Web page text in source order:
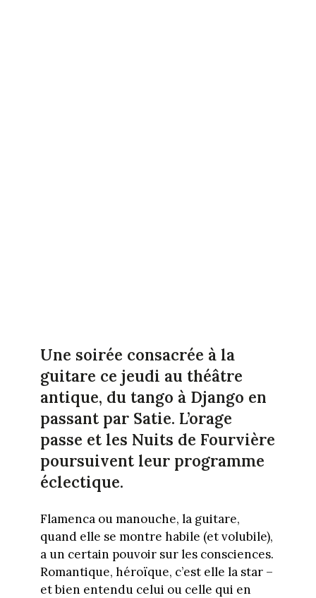
Une soirée consacrée à la
guitare ce jeudi au théâtre
antique, du tango à Django en
passant par Satie. L’orage
passe et les Nuits de Fourvière
poursuivent leur programme
éclectique.
Flamenca ou manouche, la guitare,
quand elle se montre habile (et volubile),
a un certain pouvoir sur les consciences.
Romantique, héroïque, c’est elle la star –
et bien entendu celui ou celle qui en